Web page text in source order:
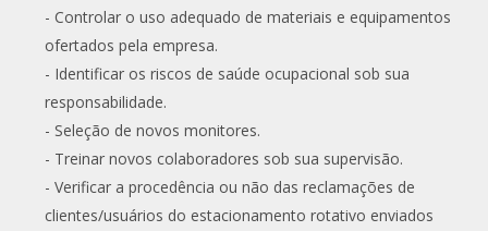
- Controlar o uso adequado de materiais e equipamentos
ofertados pela empresa.
- Identificar os riscos de saúde ocupacional sob sua
responsabilidade.
- Seleção de novos monitores.
- Treinar novos colaboradores sob sua supervisão.
- Verificar a procedência ou não das reclamações de
clientes/usuários do estacionamento rotativo enviados